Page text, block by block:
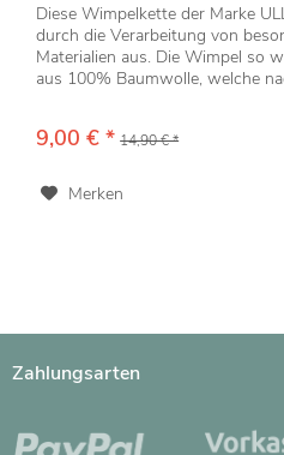
Diese Wimpelkette der Marke
durch die Verarbeitung von
Materialien aus. Die Wimpel so
aus 100% Baumwolle, welche
9,00 € * 14,90 € *
Merken
Zahlungsarten